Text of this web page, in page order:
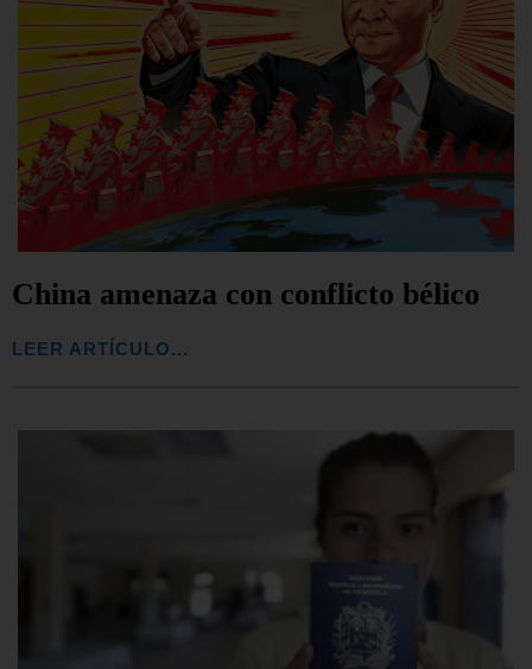
China amenaza con conflicto bélico
LEER ARTÍCULO...